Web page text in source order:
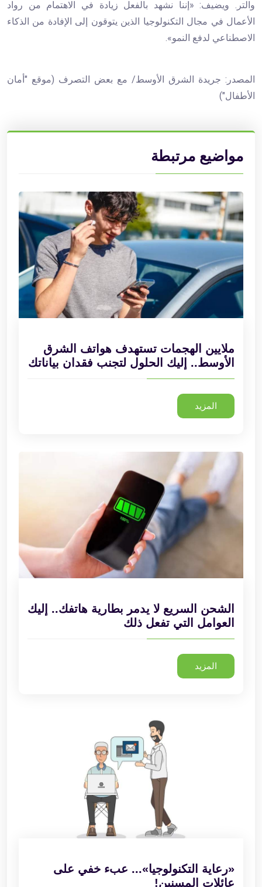
والتر. ويضيف: «إننا نشهد بالفعل زيادة في الاهتمام من رواد
الأعمال في مجال التكنولوجيا الذين يتوقون إلى الإفادة من الذكاء
الاصطناعي لدفع النمو».
المصدر: جريدة الشرق الأوسط/ مع بعض التصرف (موقع "أمان
الأطفال")
مواضيع مرتبطة
ملايين الهجمات تستهدف هواتف الشرق
الأوسط.. إليك الحلول لتجنب فقدان بياناتك
المزيد
الشحن السريع لا يدمر بطارية هاتفك.. إليك
العوامل التي تفعل ذلك
المزيد
«رعاية التكنولوجيا»... عبء خفي على
عائلات المسنين!